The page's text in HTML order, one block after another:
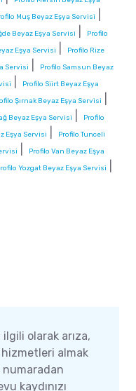
Muş Beyaz Eşya Servisi
Beyaz Eşya Servisi
Profilo
Eşya Servisi
Profilo Rize
Servisi
Profilo Samsun Beyaz
Profilo Siirt Beyaz Eşya
Şırnak Beyaz Eşya Servisi
Beyaz Eşya Servisi
Profilo
Eşya Servisi
Profilo Tunceli
Profilo Van Beyaz Eşya
Yozgat Beyaz Eşya Servisi
ilgili olarak arıza,
hizmetleri almak
numaradan
kaydınızı